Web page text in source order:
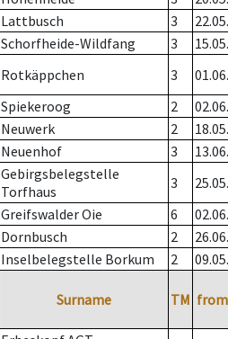
Lattbusch 3 22.05.
Schorfheide-Wildfang 3 15.05.
Rotkäppchen 3 01.06.
Spiekeroog 2 02.06.
Neuwerk 2 18.05.
Neuenhof 3 13.06.
Gebirgsbelegstelle
Torfhaus
3 25.05.
Greifswalder Oie 6 02.06.
Dornbusch 2 26.06.
Inselbelegstelle Borkum 2 09.05.
Surname TM from